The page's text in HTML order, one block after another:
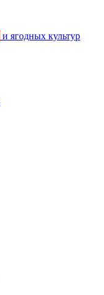
и ягодных культур